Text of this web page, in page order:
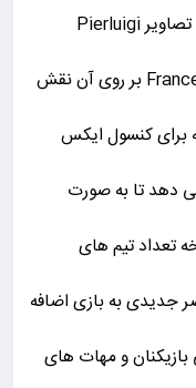
این بازی در سال ۲۰۰۴ به بازار عرضه شد و تصاویر Pierluigi
Collina , Thierry Henry و Francesco Totti بر روی آن نقش
برای کنسول ایکس
دهد تا به صورت
تعداد تیم های
و عناصر جدیدی به بازی اضافه
بازیکنان و مهات های